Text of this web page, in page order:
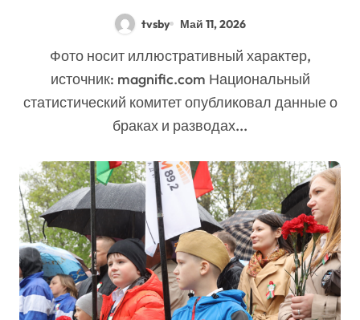
tvsby Май 11, 2026
Фото носит иллюстративный характер,
источник: magnific.com Национальный
статистический комитет опубликовал данные о
браках и разводах...